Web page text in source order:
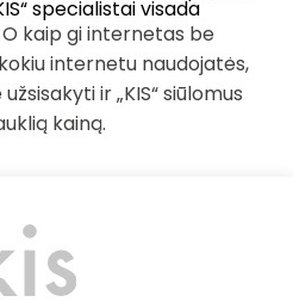
specialistai visada
O kaip gi internetas be
internetu naudojatės,
ir „KIS“ siūlomus
kainą.